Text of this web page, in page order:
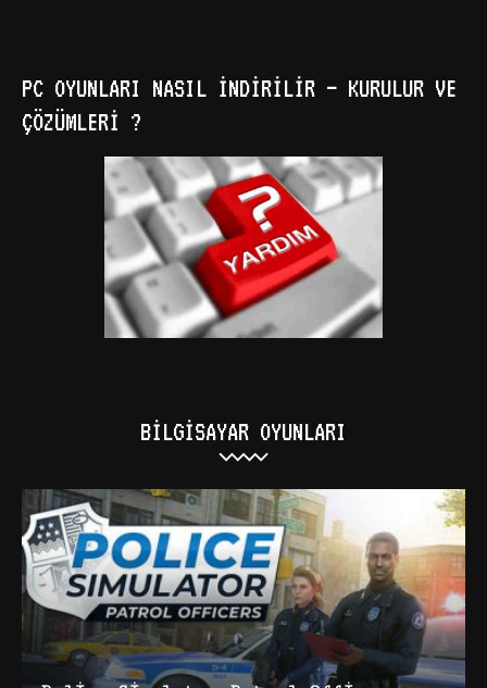
PC OYUNLARI NASIL İNDIRILIR – KURULUR VE
ÇÖZÜMLERI ?
BILGISAYAR OYUNLARI